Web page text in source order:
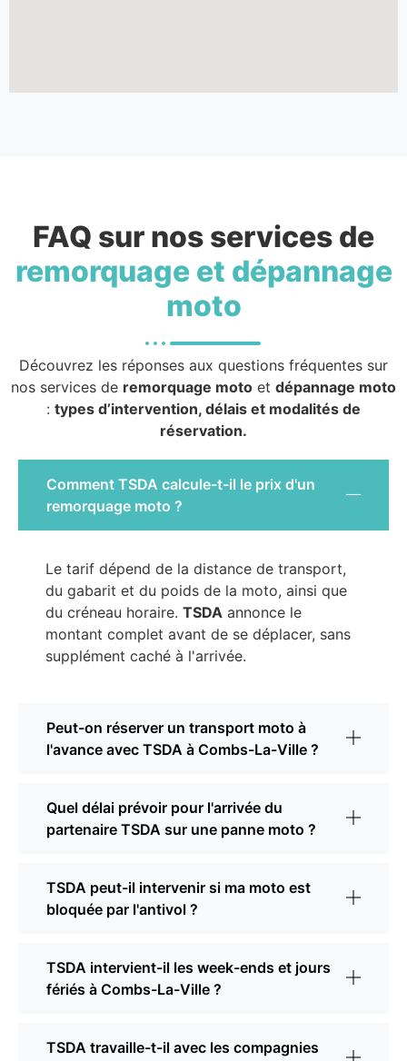
FAQ sur nos services de
remorquage et dépannage
moto
Découvrez les réponses aux questions fréquentes sur
nos services de remorquage moto et dépannage moto
: types d’intervention, délais et modalités de
réservation.
Comment TSDA calcule-t-il le prix d'un
remorquage moto ?
Le tarif dépend de la distance de transport,
du gabarit et du poids de la moto, ainsi que
du créneau horaire. TSDA annonce le
montant complet avant de se déplacer, sans
supplément caché à l'arrivée.
Peut-on réserver un transport moto à
l'avance avec TSDA à Combs-La-Ville ?
Quel délai prévoir pour l'arrivée du
partenaire TSDA sur une panne moto ?
TSDA peut-il intervenir si ma moto est
bloquée par l'antivol ?
TSDA intervient-il les week-ends et jours
fériés à Combs-La-Ville ?
TSDA travaille-t-il avec les compagnies